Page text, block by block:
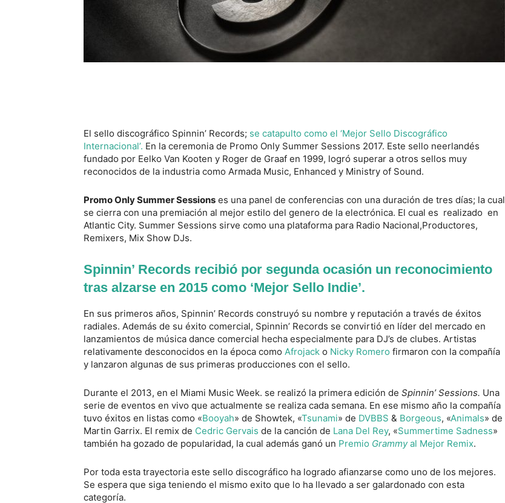
El sello discográfico Spinnin’ Records; se catapulto como el ‘Mejor Sello Discográfico
Internacional’. En la ceremonia de Promo Only Summer Sessions 2017. Este sello neerlandés
fundado por Eelko Van Kooten y Roger de Graaf en 1999, logró superar a otros sellos muy
reconocidos de la industria como Armada Music, Enhanced y Ministry of Sound.
Promo Only Summer Sessions es una panel de conferencias con una duración de tres días; la cual
se cierra con una premiación al mejor estilo del genero de la electrónica. El cual es realizado en
Atlantic City. Summer Sessions sirve como una plataforma para Radio Nacional,Productores,
Remixers, Mix Show DJs.
Spinnin’ Records recibió por segunda ocasión un reconocimiento
tras alzarse en 2015 como ‘Mejor Sello Indie’.
En sus primeros años, Spinnin’ Records construyó su nombre y reputación a través de éxitos
radiales. Además de su éxito comercial, Spinnin’ Records se convirtió en líder del mercado en
lanzamientos de música dance comercial hecha especialmente para DJ’s de clubes. Artistas
relativamente desconocidos en la época como Afrojack o Nicky Romero firmaron con la compañía
y lanzaron algunas de sus primeras producciones con el sello.
Durante el 2013, en el Miami Music Week. se realizó la primera edición de Spinnin’ Sessions. Una
serie de eventos en vivo que actualmente se realiza cada semana. En ese mismo año la compañía
tuvo éxitos en listas como «Booyah» de Showtek, «Tsunami» de DVBBS & Borgeous, «Animals» de
Martin Garrix. El remix de Cedric Gervais de la canción de Lana Del Rey, «Summertime Sadness»
también ha gozado de popularidad, la cual además ganó un Premio Grammyal Mejor Remix.
Por toda esta trayectoria este sello discográfico ha logrado afianzarse como uno de los mejores.
Se espera que siga teniendo el mismo exito que lo ha llevado a ser galardonado con esta
categoría.